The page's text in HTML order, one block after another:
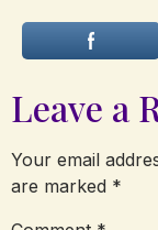
Leave a
Your email
are marked *